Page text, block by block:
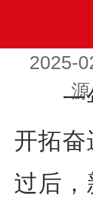
2025-
一年
开拓奋
过后，